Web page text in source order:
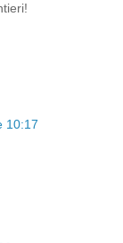
10:17